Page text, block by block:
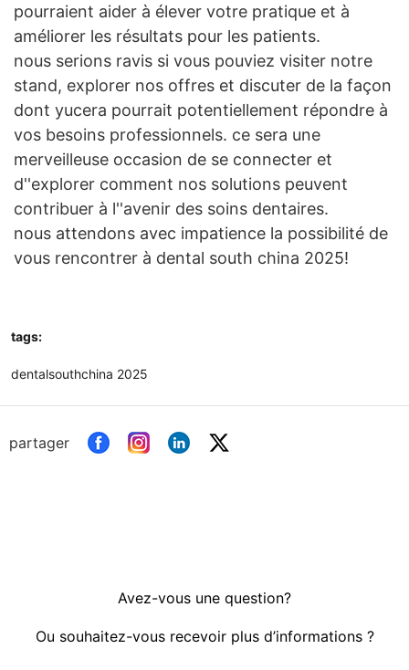
pourraient aider à élever votre pratique et à
améliorer les résultats pour les patients.
nous serions ravis si vous pouviez visiter notre
stand, explorer nos offres et discuter de la façon
dont yucera pourrait potentiellement répondre à
vos besoins professionnels. ce sera une
merveilleuse occasion de se connecter et
d''explorer comment nos solutions peuvent
contribuer à l''avenir des soins dentaires.
nous attendons avec impatience la possibilité de
vous rencontrer à dental south china 2025!
tags:
dentalsouthchina 2025
partager
Avez-vous une question?
Ou souhaitez-vous recevoir plus d’informations ?